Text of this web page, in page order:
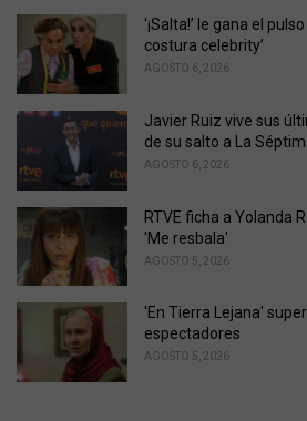
‘¡Salta!’ le gana el
costura celebrity’
AGOSTO 6, 2026
Javier Ruiz vive sus
de su salto a La
AGOSTO 6, 2026
RTVE ficha a Yolanda
'Me resbala'
AGOSTO 5, 2026
'En Tierra Lejana'
espectadores
AGOSTO 5, 2026